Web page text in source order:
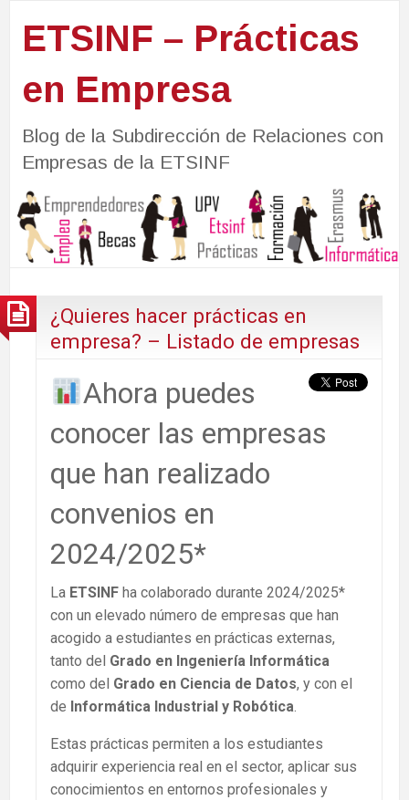
ETSINF – Prácticas
en Empresa
Blog de la Subdirección de Relaciones con
Empresas de la ETSINF
¿Quieres hacer prácticas en
empresa? – Listado de empresas
Ahora puedes
conocer las empresas
que han realizado
convenios en
2024/2025*
La ETSINF ha colaborado durante 2024/2025*
con un elevado número de empresas que han
acogido a estudiantes en prácticas externas,
tanto del Grado en Ingeniería Informática
como del Grado en Ciencia de Datos, y con el
de Informática Industrial y Robótica
Estas prácticas permiten a los estudiantes
adquirir experiencia real en el sector, aplicar sus
conocimientos en entornos profesionales y